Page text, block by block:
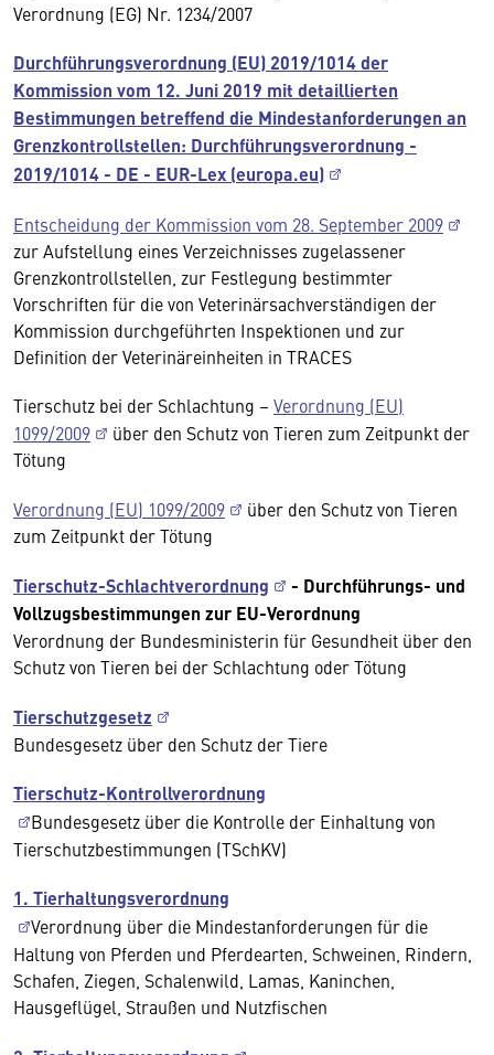
Verordnung (EG) Nr. 1234/2007
Durchführungsverordnung (EU) 2019/1014 der
Kommission vom 12. Juni 2019 mit detaillierten
Bestimmungen betreffend die Mindestanforderungen an
Grenzkontrollstellen: Durchführungsverordnung -
2019/1014 - DE - EUR-Lex (europa.eu)
Entscheidung der Kommission vom 28. September 2009
zur Aufstellung eines Verzeichnisses zugelassener
Grenzkontrollstellen, zur Festlegung bestimmter
Vorschriften für die von Veterinärsachverständigen der
Kommission durchgeführten Inspektionen und zur
Definition der Veterinäreinheiten in TRACES
Tierschutz bei der Schlachtung – Verordnung (EU)
1099/2009
über den Schutz von Tieren zum Zeitpunkt der
Tötung
Verordnung (EU) 1099/2009
über den Schutz von Tieren
zum Zeitpunkt der Tötung
Tierschutz-Schlachtverordnung
- Durchführungs- und
Vollzugsbestimmungen zur EU-Verordnung
Verordnung der Bundesministerin für Gesundheit über den
Schutz von Tieren bei der Schlachtung oder Tötung
Tierschutzgesetz
Bundesgesetz über den Schutz der Tiere
Tierschutz-Kontrollverordnung
Bundesgesetz über die Kontrolle der Einhaltung von
Tierschutzbestimmungen (TSchKV)
1. Tierhaltungsverordnung
Verordnung über die Mindestanforderungen für die
Haltung von Pferden und Pferdearten, Schweinen, Rindern,
Schafen, Ziegen, Schalenwild, Lamas, Kaninchen,
Hausgeflügel, Straußen und Nutzfischen